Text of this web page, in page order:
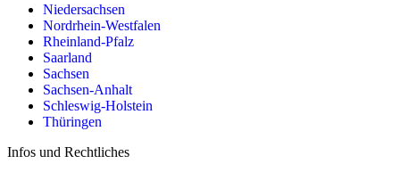
Niedersachsen
Nordrhein-Westfalen
Rheinland-Pfalz
Saarland
Sachsen
Sachsen-Anhalt
Schleswig-Holstein
Thüringen
Infos und Rechtliches